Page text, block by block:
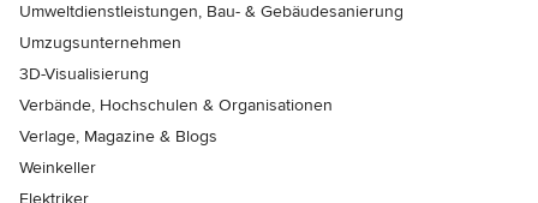
Umweltdienstleistungen, Bau- & Gebäudesanierung
Umzugsunternehmen
3D-Visualisierung
Verbände, Hochschulen & Organisationen
Verlage, Magazine & Blogs
Weinkeller
Elektriker